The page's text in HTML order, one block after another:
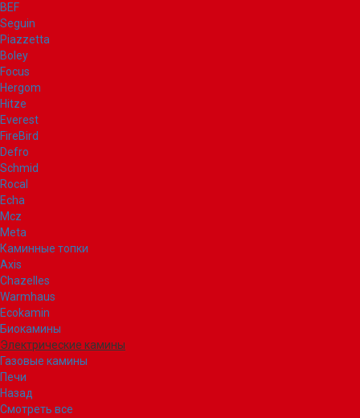
BEF
Seguin
Piazzetta
Boley
Focus
Hergom
Hitze
Everest
FireBird
Defro
Schmid
Rocal
Echa
Mcz
Meta
Каминные топки
Axis
Chazelles
Warmhaus
Ecokamin
Биокамины
Электрические камины
Газовые камины
Печи
Назад
Смотреть все